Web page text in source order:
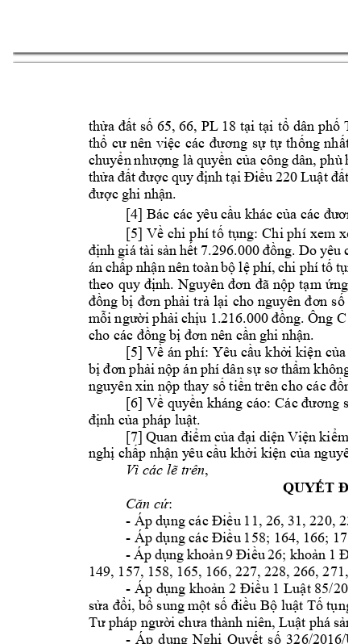
thửa đất số 65, 66, PL 18 tại tại tổ dân phố T,
thổ cư nên việc các đương sự tự thống nhất
chuyển nhượng là quyền của công dân, phù
thửa đất được quy định tại Điều 220 Luật đất
được ghi nhận.
[4] Bác các yêu cầu khác của các
[5] Về chi phí tố tụng: Chi phí xem xét
định giá tài sản hết 7.296.000 đồng. Do yêu
án chấp nhận nên toàn bộ lệ phí, chi phí tố
theo quy định. Nguyên đơn đã nộp tạm ứng
đồng bị đơn phải trả lại cho nguyên đơn số
mỗi người phải chịu 1.216.000 đồng. Ông C
cho các đồng bị đơn nên cần ghi nhận.
[5] Về án phí: Yêu cầu khởi kiện của
bị đơn phải nộp án phí dân sự sơ thẩm không
nguyên xin nộp thay số tiền trên cho các
[6] Về quyền kháng cáo: Các đương
định của pháp luật.
[7] Quan điểm của đại diện Viện kiểm
nghị chấp nhận yêu cầu khởi kiện của nguyên
Vì các lẽ trên,
QUYẾT
Căn cứ:
- Áp dụng các Điều 11, 26, 31, 220,
- Áp dụng các Điều 158; 164, 166;
- Áp dụng khoản 9 Điều 26; khoản 1
149, 157, 158, 165, 166, 227, 228, 266, 271, 2
- Áp dụng khoản 2 Điều 1 Luật 85/
sửa đổi, bổ sung một số điều Bộ luật Tố tụng
Tư pháp người chưa thành niên, Luật phá sản
- Áp dụng Nghị Quyết số 326/2016/